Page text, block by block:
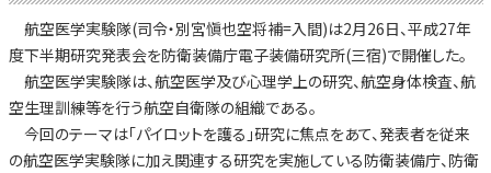
航空医学実験隊(司令・別宮愼也空将補=入間)は2月26日、平成27年
度下半期研究発表会を防衛装備庁電子装備研究所(三宿)で開催した。
航空医学実験隊は、航空医学及び心理学上の研究、航空身体検査、航
空生理訓練等を行う航空自衛隊の組織である。
今回のテーマは「パイロットを護る」研究に焦点をあて、発表者を従来
の航空医学実験隊に加え関連する研究を実施している防衛装備庁、防衛